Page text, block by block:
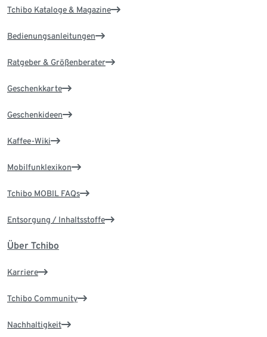
Tchibo Kataloge & Magazine
Bedienungsanleitungen
Ratgeber & Größenberater
Geschenkkarte
Geschenkideen
Kaffee-Wiki
Mobilfunklexikon
Tchibo MOBIL FAQs
Entsorgung / Inhaltsstoffe
Über Tchibo
Karriere
Tchibo Community
Nachhaltigkeit